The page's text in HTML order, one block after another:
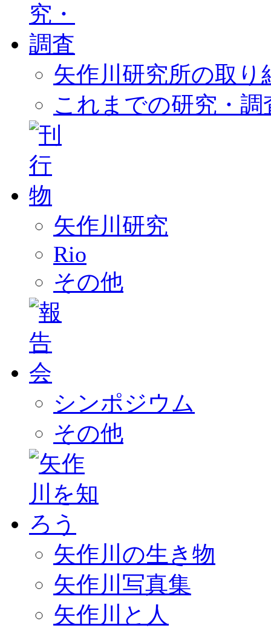
矢作川研究所の取り
これまでの研究・調
矢作川研究
Rio
その他
シンポジウム
その他
矢作川の生き物
矢作川写真集
矢作川と人